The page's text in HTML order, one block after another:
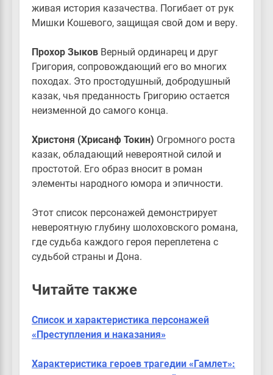
живая история казачества. Погибает от рук
Мишки Кошевого, защищая свой дом и веру.
Прохор Зыков Верный ординарец и друг
Григория, сопровождающий его во многих
походах. Это простодушный, добродушный
казак, чья преданность Григорию остается
неизменной до самого конца.
Христоня (Хрисанф Токин) Огромного роста
казак, обладающий невероятной силой и
простотой. Его образ вносит в роман
элементы народного юмора и эпичности.
Этот список персонажей демонстрирует
невероятную глубину шолоховского романа,
где судьба каждого героя переплетена с
судьбой страны и Дона.
Читайте также
Список и характеристика персонажей
«Преступления и наказания»
Характеристика героев трагедии «Гамлет»: